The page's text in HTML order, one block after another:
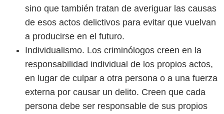
sino que también tratan de averiguar las causas
de esos actos delictivos para evitar que vuelvan
a producirse en el futuro.
Individualismo. Los criminólogos creen en la
responsabilidad individual de los propios actos,
en lugar de culpar a otra persona o a una fuerza
externa por causar un delito. Creen que cada
persona debe ser responsable de sus propios